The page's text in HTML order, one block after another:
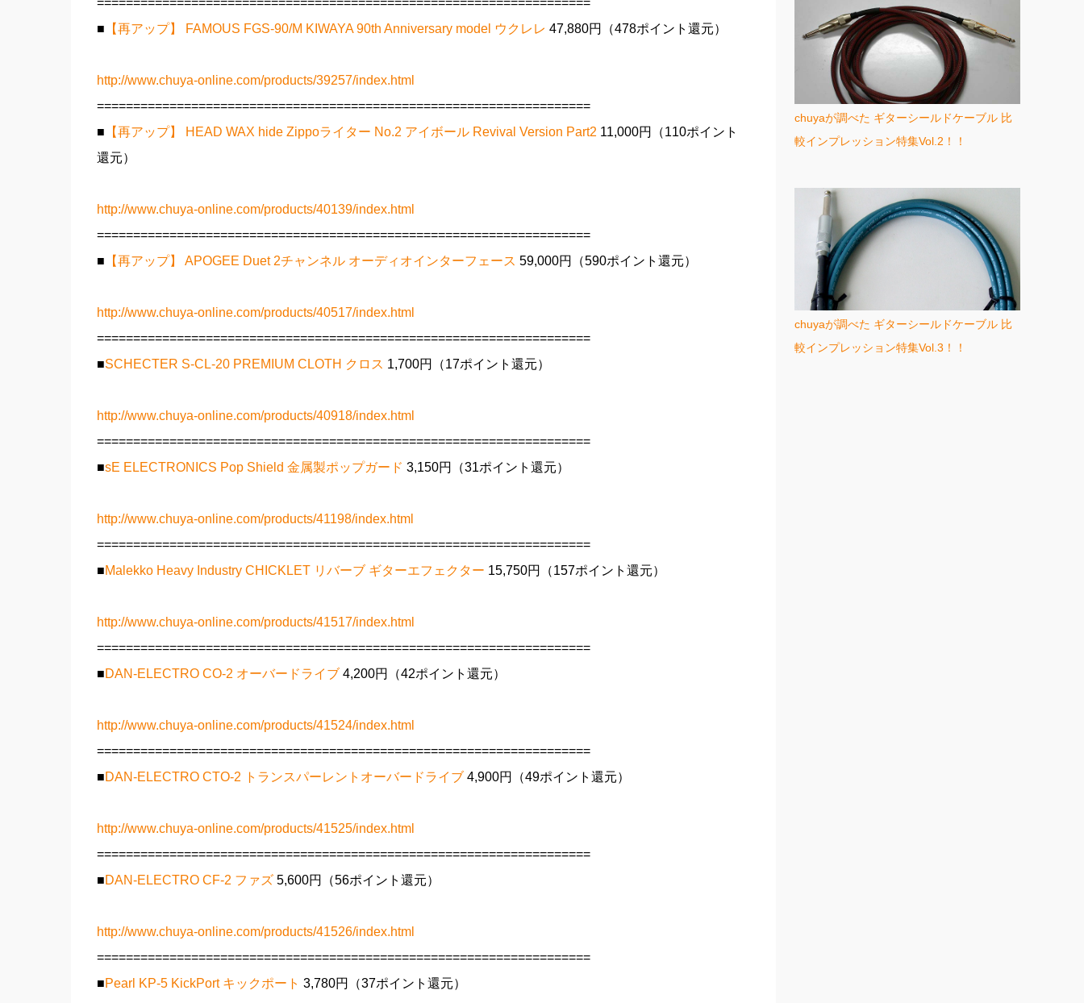
====================================================================
■ 【再アップ】 FAMOUS FGS-90/M KIWAYA 90th Anniversary model ウクレレ 47,880円（478ポイント還元）
http://www.chuya-online.com/products/39257/index.html
====================================================================
■ 【再アップ】 HEAD WAX hide Zippoライター No.2 アイボール Revival Version Part2 11,000円（110ポイント
還元）
http://www.chuya-online.com/products/40139/index.html
====================================================================
■ 【再アップ】 APOGEE Duet 2チャンネル オーディオインターフェース 59,000円（590ポイント還元）
http://www.chuya-online.com/products/40517/index.html
====================================================================
■SCHECTER S-CL-20 PREMIUM CLOTH クロス 1,700円（17ポイント還元）
http://www.chuya-online.com/products/40918/index.html
====================================================================
■sE ELECTRONICS Pop Shield 金属製ポップガード 3,150円（31ポイント還元）
http://www.chuya-online.com/products/41198/index.html
====================================================================
■Malekko Heavy Industry CHICKLET リバーブ ギターエフェクター 15,750円（157ポイント還元）
http://www.chuya-online.com/products/41517/index.html
====================================================================
■DAN-ELECTRO CO-2 オーバードライブ4,200円（42ポイント還元）
http://www.chuya-online.com/products/41524/index.html
====================================================================
■DAN-ELECTRO CTO-2 トランスパーレントオーバードライブ4,900円（49ポイント還元）
http://www.chuya-online.com/products/41525/index.html
====================================================================
■DAN-ELECTRO CF-2 ファズ5,600円（56ポイント還元）
http://www.chuya-online.com/products/41526/index.html
====================================================================
■Pearl KP-5 KickPort キックポート 3,780円（37ポイント還元）
chuyaが調べた ギターシールドケーブル 比
較インプレッション特集Vol.2！！
chuyaが調べた ギターシールドケーブル 比
較インプレッション特集Vol.3！！